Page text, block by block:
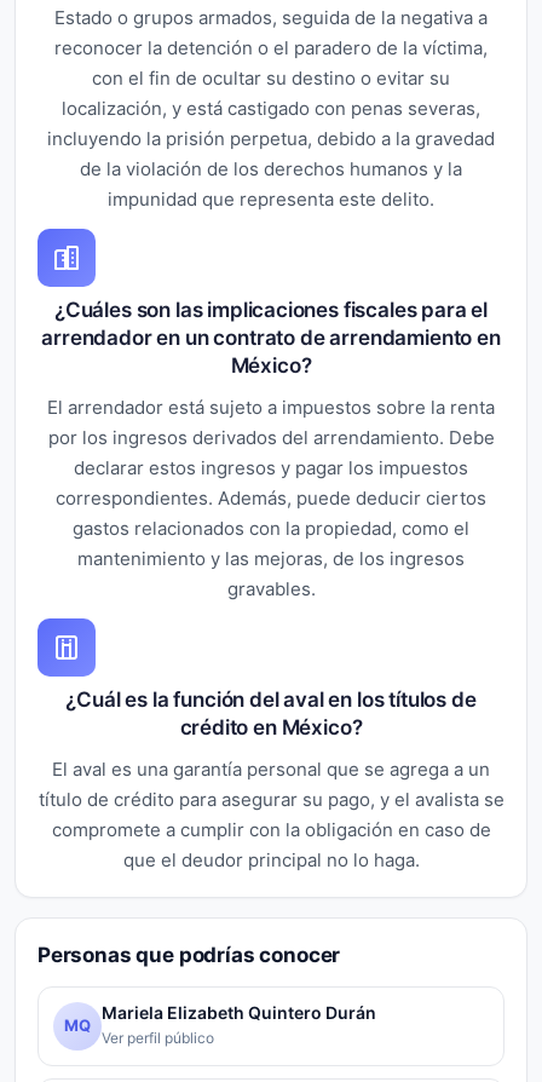
Estado o grupos armados, seguida de la negativa a
reconocer la detención o el paradero de la víctima,
con el fin de ocultar su destino o evitar su
localización, y está castigado con penas severas,
incluyendo la prisión perpetua, debido a la gravedad
de la violación de los derechos humanos y la
impunidad que representa este delito.
¿Cuáles son las implicaciones fiscales para el
arrendador en un contrato de arrendamiento en
México?
El arrendador está sujeto a impuestos sobre la renta
por los ingresos derivados del arrendamiento. Debe
declarar estos ingresos y pagar los impuestos
correspondientes. Además, puede deducir ciertos
gastos relacionados con la propiedad, como el
mantenimiento y las mejoras, de los ingresos
gravables.
¿Cuál es la función del aval en los títulos de
crédito en México?
El aval es una garantía personal que se agrega a un
título de crédito para asegurar su pago, y el avalista se
compromete a cumplir con la obligación en caso de
que el deudor principal no lo haga.
Personas que podrías conocer
MQ
Mariela Elizabeth Quintero Durán
Ver perfil público